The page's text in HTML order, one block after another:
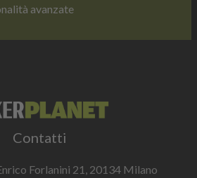
avanzate
Contatti
Forlanini 21, 20134 Milano